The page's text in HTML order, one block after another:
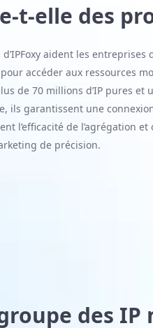
t-elle des
aident les entreprises
accéder aux ressources
de 70 millions d’IP pures et
ils garantissent une
l’efficacité de l’agrégation
de précision.
des